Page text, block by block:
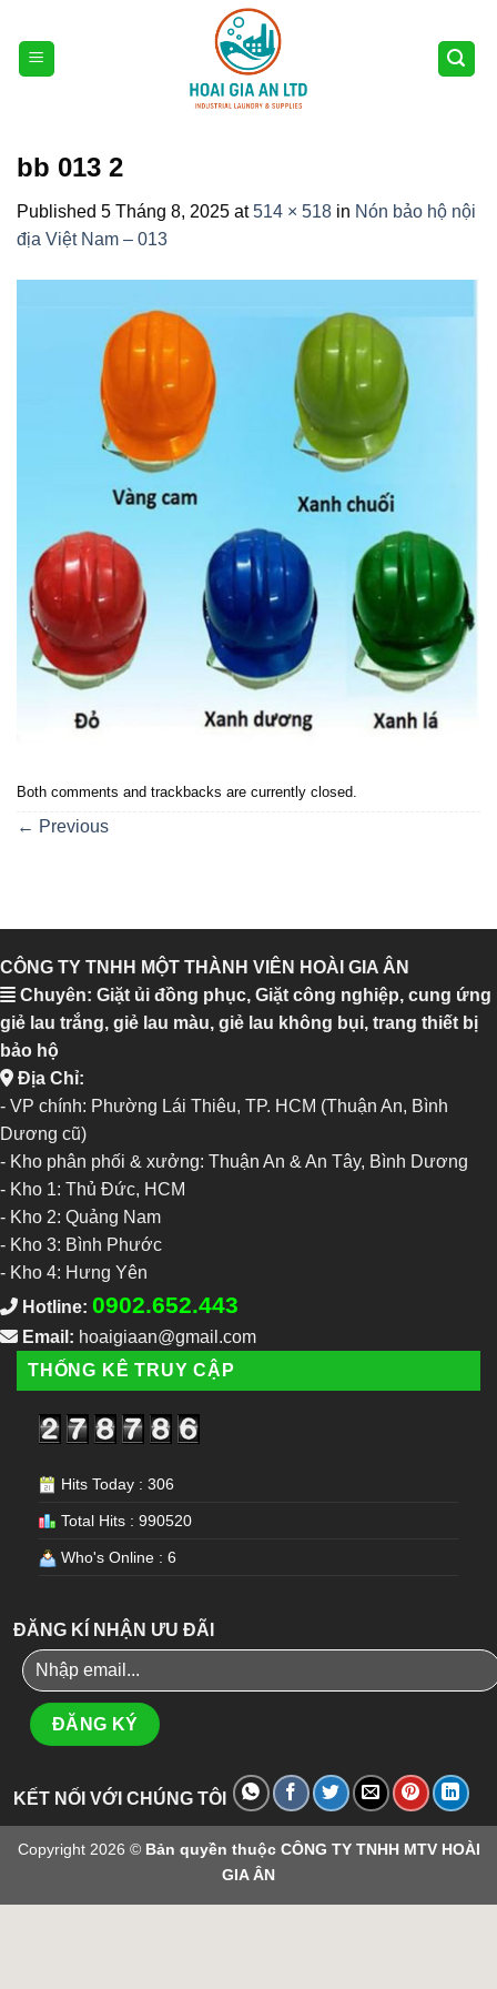
content
bb 013 2
Published 5 Tháng 8, 2025 at514 × 518 in Nón bảo hộ nội
địa Việt Nam – 013
Both comments and trackbacks are currently closed.
← Previous
CÔNG TY TNHH MỘT THÀNH VIÊN HOÀI GIA ÂN
Chuyên: Giặt ủi đồng phục, Giặt công nghiệp, cung ứng
giẻ lau trắng, giẻ lau màu, giẻ lau không bụi, trang thiết bị
bảo hộ
Địa Chỉ:
- VP chính: Phường Lái Thiêu, TP. HCM (Thuận An, Bình
Dương cũ)
- Kho phân phối & xưởng: Thuận An & An Tây, Bình Dương
- Kho 1: Thủ Đức, HCM
- Kho 2: Quảng Nam
- Kho 3: Bình Phước
- Kho 4: Hưng Yên
Hotline: 0902.652.443
Email: hoaigiaan@gmail.com
THỐNG KÊ TRUY CẬP
Hits Today : 306
Total Hits : 990520
Who's Online : 6
ĐĂNG KÍ NHẬN ƯU ĐÃI
KẾT NỐI VỚI CHÚNG TÔI
Copyright 2026 © Bản quyền thuộc CÔNG TY TNHH MTV HOÀI
GIA ÂN